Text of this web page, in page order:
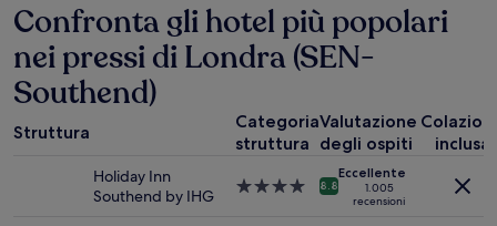
per
soggiorno
di
1
notte
per
Confronta gli hotel più popolari
nei pressi di Londra (SEN-
Southend)
Struttura
Categoria
struttura
Valutazione
degli ospiti
inclusa
Holiday Inn
Southend by IHG
Struttura
8.8
Eccellente
1.005
recensioni